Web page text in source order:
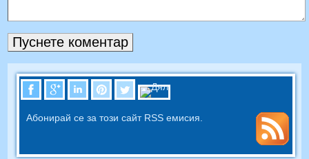
Абонирай се за този сайт RSS емисия.